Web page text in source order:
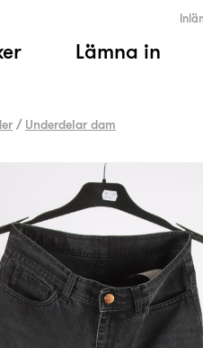
Lämna in
/ Underdelar dam